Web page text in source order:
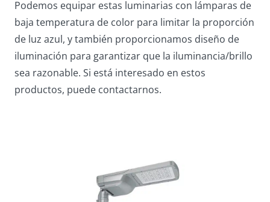
Podemos equipar estas luminarias con lámparas de
baja temperatura de color para limitar la proporción
de luz azul, y también proporcionamos diseño de
iluminación para garantizar que la iluminancia/brillo
sea razonable. Si está interesado en estos
productos, puede contactarnos.